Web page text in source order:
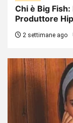
Chi è Big
Produttore
2 settimane ago